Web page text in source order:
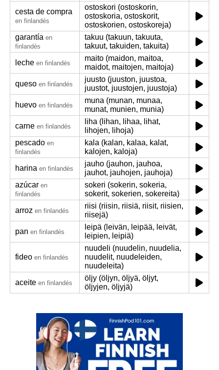
cesta de compra
en finlandés
ostoskori (ostoskorin,
ostoskoria, ostoskorit,
ostoskorien, ostoskoreja)
garantía en
finlandés
takuu (takuun, takuuta,
takuut, takuiden, takuita)
leche en finlandés
maito (maidon, maitoa,
maidot, maitojen, maitoja)
queso en finlandés
juusto (juuston, juustoa,
juustot, juustojen, juustoja)
huevo en finlandés
muna (munan, munaa,
munat, munien, munia)
carne en finlandés
liha (lihan, lihaa, lihat,
lihojen, lihoja)
pescado en
finlandés
kala (kalan, kalaa, kalat,
kalojen, kaloja)
harina en finlandés
jauho (jauhon, jauhoa,
jauhot, jauhojen, jauhoja)
azúcar en
finlandés
sokeri (sokerin, sokeria,
sokerit, sokerien, sokereita)
arroz en finlandés
riisi (riisin, riisiä, riisit, riisien,
riisejä)
pan en finlandés
leipä (leivän, leipää, leivät,
leipien, leipiä)
fideo en finlandés
nuudeli (nuudelin, nuudelia,
nuudelit, nuudeleiden,
nuudeleita)
aceite en finlandés
öljy (öljyn, öljyä, öljyt,
öljyjen, öljyjä)